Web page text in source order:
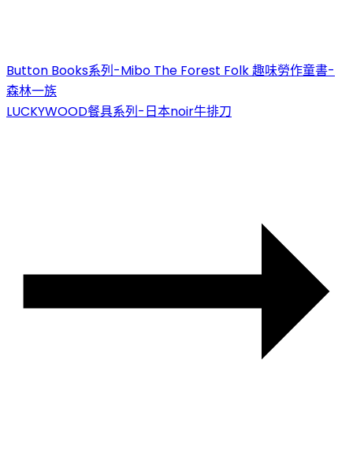
Button Books系列-Mibo The Forest Folk 趣味勞作童書-
森林一族
LUCKYWOOD餐具系列-日本noir牛排刀